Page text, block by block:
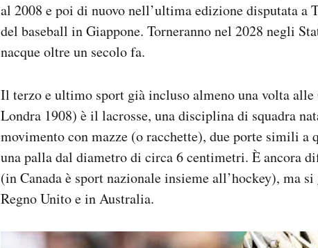
al 2008 e poi di nuovo nell’ultima edizione disputata a
del baseball in Giappone. Torneranno nel 2028 negli
nacque oltre un secolo fa.
Il terzo e ultimo sport già incluso almeno una volta
Londra 1908) è il lacrosse, una disciplina di squadra
movimento con mazze (o racchette), due porte simili a
una palla dal diametro di circa 6 centimetri. È ancora
(in Canada è sport nazionale insieme all’hockey), ma
Regno Unito e in Australia.